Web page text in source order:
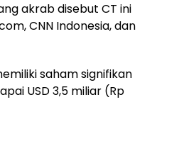
akrab disebut CT ini
CNN Indonesia, dan
saham signifikan
USD 3,5 miliar (Rp